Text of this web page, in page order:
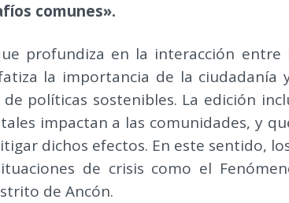
comunes».
profundiza en la interacción
la importancia de la ciudadanía
políticas sostenibles. La edición
impactan a las comunidades, y
dichos efectos. En este sentido,
de crisis como el
de Ancón.